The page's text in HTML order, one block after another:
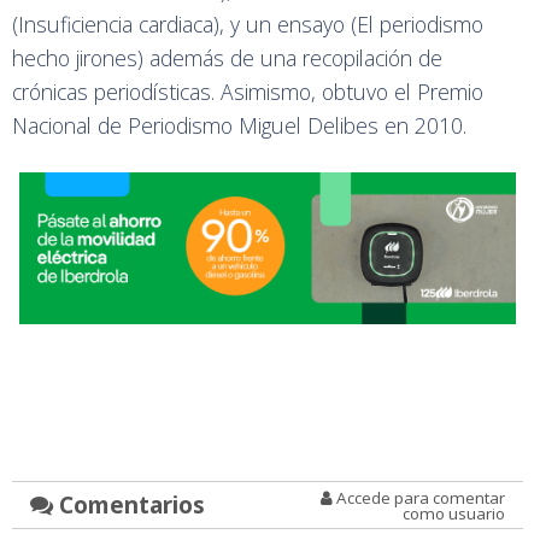
(Insuficiencia cardiaca), y un ensayo (El periodismo
hecho jirones) además de una recopilación de
crónicas periodísticas. Asimismo, obtuvo el Premio
Nacional de Periodismo Miguel Delibes en 2010.
Comentarios Accede para comentar
como usuario